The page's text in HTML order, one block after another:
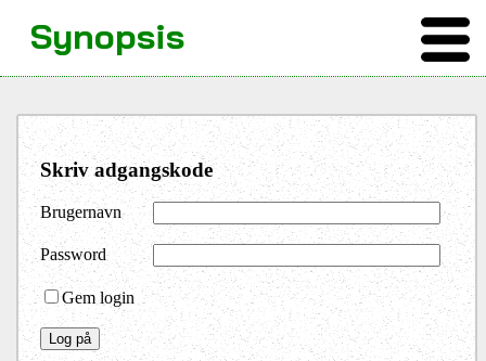
Skriv adgangskode
Brugernavn
Password
Gem login
Synopsis